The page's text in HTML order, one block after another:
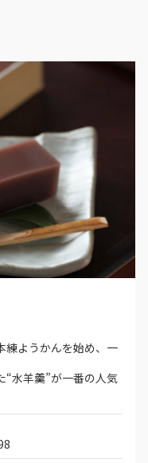
練ようかんを始め、一
“水羊羹”が一番の人気